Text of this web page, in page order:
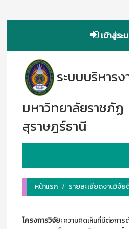
เข้าสู่ระ
ระบบบริหาร
มหาวิทยาลัยราชภัฏ
สุราษฎร์ธานี
หน้าแรก
รายละเอียดงานวิจั
โครงการวิจัย:ความคิดเห็นที่มีต่อการ